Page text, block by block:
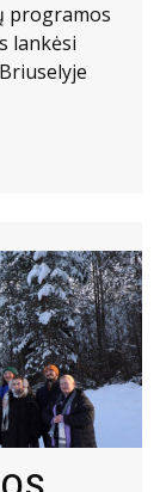
programos
lankėsi